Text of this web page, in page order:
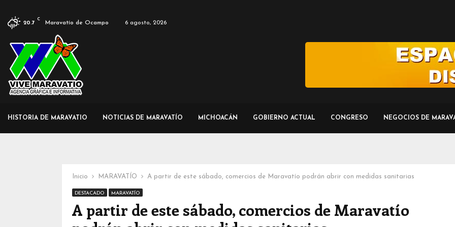
20.7
C
Maravatío de Ocampo 6 agosto, 2026
HISTORIA DE MARAVATIO NOTICIAS DE MARAVATÍO MICHOACÁN GOBIERNO ACTUAL CONGRESO NEGOCIOS DE
Inicio MARAVATÍO A partir de este sábado, comercios de Maravatío podrán abrir con medidas sanitarias
DESTACADO MARAVATÍO
A partir de este sábado, comercios de Maravatío